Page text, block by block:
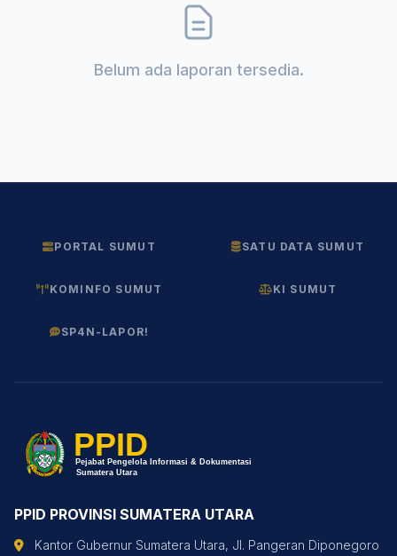
Belum ada laporan tersedia.
PORTAL SUMUT SATU DATA SUMUT
KOMINFO SUMUT KI SUMUT
SP4N-LAPOR!
PPID PROVINSI SUMATERA UTARA
Kantor Gubernur Sumatera Utara, Jl. Pangeran Diponegoro